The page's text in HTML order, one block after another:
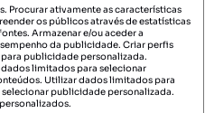
NOS:
NA:
Procurar ativamente as características
os públicos através de estatísticas
Armazenar e/ou aceder a
da publicidade. Criar perfis
publicidade personalizada.
limitados para selecionar
Utilizar dados limitados para
publicidade personalizada.